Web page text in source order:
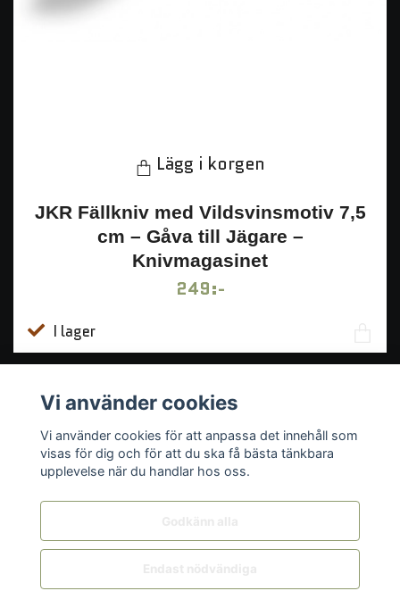
Lägg i korgen
JKR Fällkniv med Vildsvinsmotiv 7,5
cm – Gåva till Jägare –
Knivmagasinet
249:-
I lager
Vi använder cookies
Vi använder cookies för att anpassa det innehåll som
visas för dig och för att du ska få bästa tänkbara
upplevelse när du handlar hos oss.